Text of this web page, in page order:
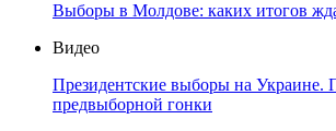
Выборы в Молдове: каких итогов
Видео
Президентские выборы на Украине.
предвыборной гонки